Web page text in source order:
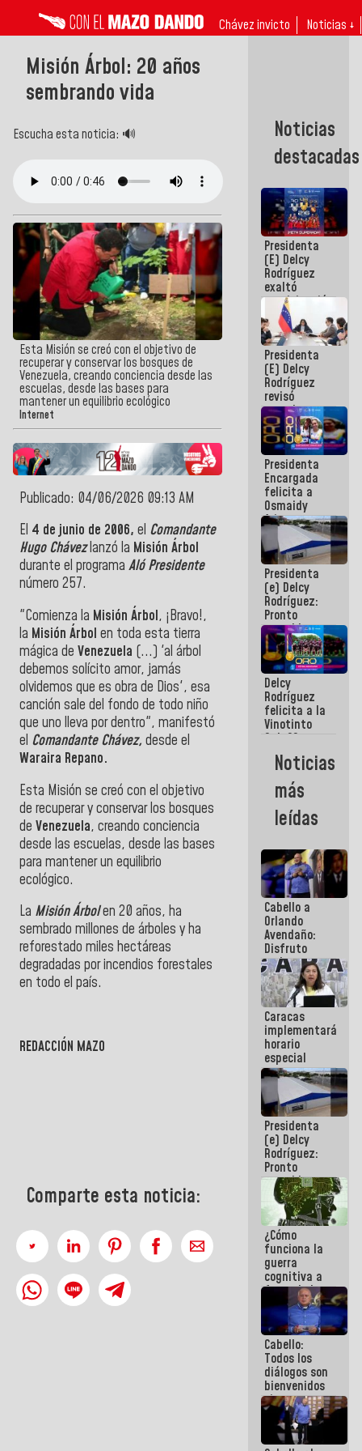
Chávez invicto Noticias ↓
Misión Árbol: 20 años
sembrando vida
Escucha esta noticia: 🔊
Esta Misión se creó con el objetivo de
recuperar y conservar los bosques de
Venezuela, creando conciencia desde las
escuelas, desde las bases para
mantener un equilibrio ecológico
Internet
Publicado: 04/06/2026 09:13 AM
El 4 de junio de 2006, el Comandante
Hugo Chávezlanzó la Misión Árbol
durante el programa Aló Presidente
número 257.
"Comienza la Misión Árbol, ¡Bravo!,
la Misión Árbol en toda esta tierra
mágica de Venezuela (...) 'al árbol
debemos solícito amor, jamás
olvidemos que es obra de Dios', esa
canción sale del fondo de todo niño
que uno lleva por dentro", manifestó
el Comandante Chávez, desde el
Waraira Repano.
Esta Misión se creó con el objetivo
de recuperar y conservar los bosques
de Venezuela, creando conciencia
desde las escuelas, desde las bases
para mantener un equilibrio
ecológico.
La Misión Árbolen 20 años, ha
sembrado millones de árboles y ha
reforestado miles hectáreas
degradadas por incendios forestales
en todo el país.
REDACCIÓN MAZO
Comparte esta noticia:
Noticias
destacadas
Presidenta
(E) Delcy
Rodríguez
exaltó
participación
de
Venezuela
en Juegos
Centroamericanos
y del Caribe
2026
Presidenta
(E) Delcy
Rodríguez
revisó
agenda
económica y
ejecución de
fondos de
emergencia
post-sismos
Presidenta
Encargada
felicita a
Osmaidy
Arias y
Giraly
Marcano por
hacer
historia en
los
Centroamericanos
Presidenta
(e) Delcy
Rodríguez:
Pronto
restableceremos
las
operaciones
en el
Aeropuerto
Internacional
de
Maiquetía
Delcy
Rodríguez
felicita a la
Vinotinto
Sub 20
campeona
frente
México Sub
23 en los
Centroamericanos
Noticias
más
leídas
Cabello a
Orlando
Avendaño:
Disfruto
cada vez
que escribes
porque lo
que haces
es
embarrarla
Caracas
implementará
horario
especial
para
adaptarse
al plan de
ahorro
energético
Presidenta
(e) Delcy
Rodríguez:
Pronto
restableceremos
las
operaciones
en el
Aeropuerto
Internacional
de
Maiquetía
¿Cómo
funciona la
guerra
cognitiva a
favor de la
narrativa
hegemónica?
(1)
Cabello:
Todos los
diálogos son
bienvenidos
siempre que
estén en el
marco de la
Constitución